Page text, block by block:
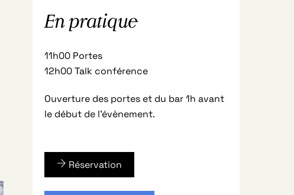
En pratique
11h00 Portes
12h00 Talk conférence
Ouverture des portes et du bar 1h avant
le début de l’évènement.
Réservation